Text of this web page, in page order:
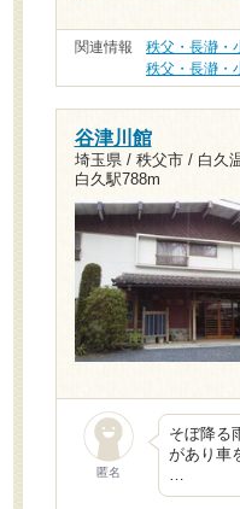
関連情報 秩父・長瀞・
秩父・長瀞・
谷津川館
埼玉県 / 秩父市 / 白久
白久駅788m
匿名
そぼ降る
があり車
…